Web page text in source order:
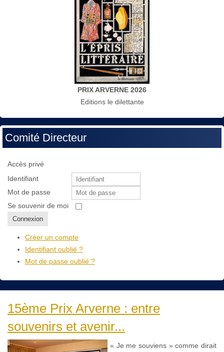
PRIX ARVERNE 2026
Editions le dilettante
Comité Directeur
Accès privé
Identifiant
Mot de passe
Se souvenir de moi
Connexion
Créer un compte
Identifiant oublié ?
Mot de passe oublié ?
15ème Prix Arverne : entre
souvenirs et avenir...
« Je me souviens » comme dirait